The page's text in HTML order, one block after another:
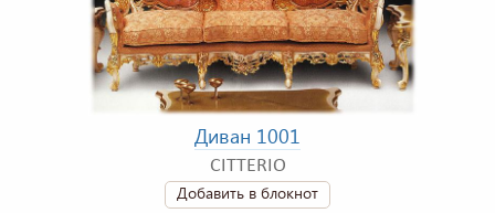
Диван 1001
CITTERIO
Добавить в блокнот